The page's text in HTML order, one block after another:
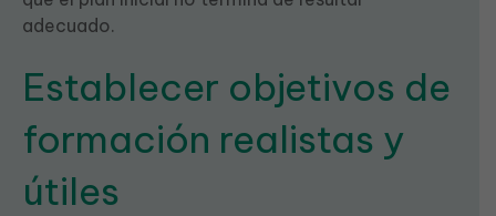
adecuado.
Establecer objetivos de
formación realistas y
útiles